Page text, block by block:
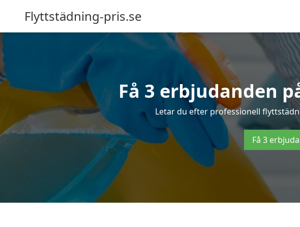
Flyttstädning-pris.se
Få 3 erbjudanden
Letar du efter professionell
Få 3